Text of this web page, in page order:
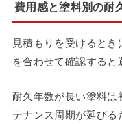
費用感と塗料別の耐
見積もりを受けると
を合わせて確認すると
耐久年数が長い塗料は
テナンス周期が延び